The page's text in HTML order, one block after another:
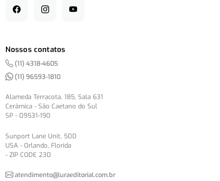
Nossos contatos
(11) 4318-4605
(11) 96593-1810
Alameda Terracota, 185, Sala 631
Cerâmica - São Caetano do Sul
SP - 09531-190
Sunport Lane Unit, 500
USA - Orlando, Florida
- ZIP CODE 230
atendimento@luraeditorial.com.br